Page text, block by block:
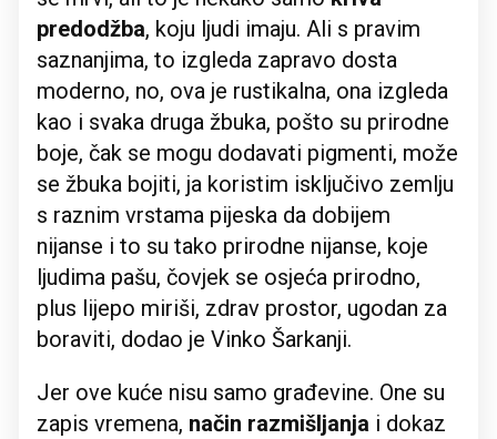
predodžba, koju ljudi imaju. Ali s pravim
saznanjima, to izgleda zapravo dosta
moderno, no, ova je rustikalna, ona izgleda
kao i svaka druga žbuka, pošto su prirodne
boje, čak se mogu dodavati pigmenti, može
se žbuka bojiti, ja koristim isključivo zemlju
s raznim vrstama pijeska da dobijem
nijanse i to su tako prirodne nijanse, koje
ljudima pašu, čovjek se osjeća prirodno,
plus lijepo miriši, zdrav prostor, ugodan za
boraviti, dodao je Vinko Šarkanji.
Jer ove kuće nisu samo građevine. One su
zapis vremena, način razmišljanja i dokaz